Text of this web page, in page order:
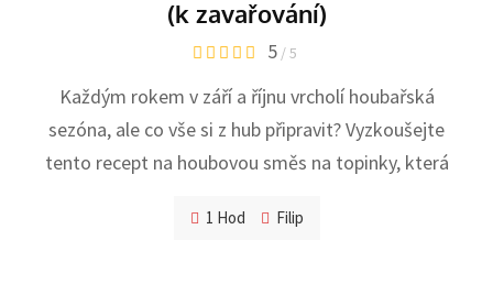
(k zavařování)
5 / 5
Každým rokem v září a říjnu vrcholí houbařská
sezóna, ale co vše si z hub připravit? Vyzkoušejte
tento recept na houbovou směs na topinky, která
1 Hod Filip